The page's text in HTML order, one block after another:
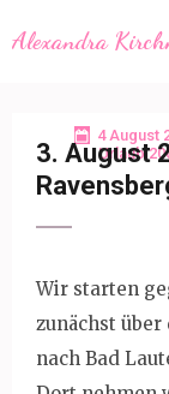
to
Enter)
Alexandra
4 August
Urlaub
3. August
Wir starten
zunächst
nach Bad